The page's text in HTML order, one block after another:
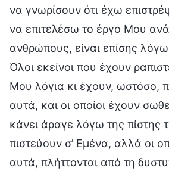
να γνωρίσουν ότι έχω
να επιτελέσω το έργο Μου
ανθρώπους, είναι επίσης λόγω
Όλοι εκείνοι που έχουν
Μου λόγια κι έχουν, ωστόσο,
αυτά, και οι οποίοι έχουν
κάνει άραγε λόγω της πίστης
πιστεύουν σ’ Εμένα, αλλά οι
αυτά, πλήττονται από τη